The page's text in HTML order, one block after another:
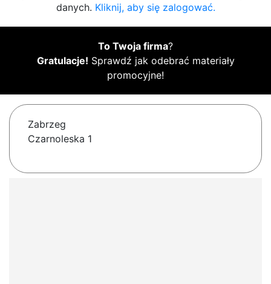
danych. Kliknij, aby się zalogować.
To Twoja firma?
Gratulacje! Sprawdź jak odebrać materiały
promocyjne!
Zabrzeg
Czarnoleska 1